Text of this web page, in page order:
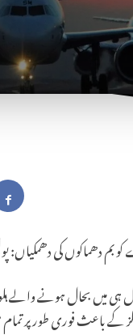
کو بم دھماکوں کی
میں بحال ہونے والے
باعث فوری طور پر تمام